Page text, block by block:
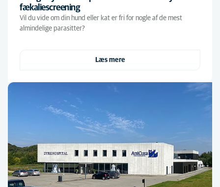
fækaliescreening
Vil du vide om din hund eller kat er fri for nogle af de mest
almindelige parasitter?
Læs mere